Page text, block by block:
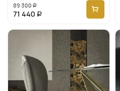
89 300 Р
71 440 Р